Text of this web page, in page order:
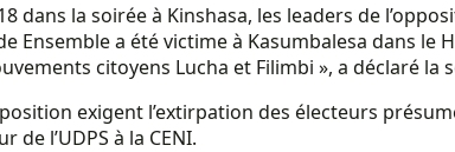
dans la soirée à Kinshasa, les leaders de
Ensemble a été victime à Kasumbalesa dans
citoyens Lucha et Filimbi », a déclaré
exigent l’extirpation des électeurs
l’UDPS à la CENI.